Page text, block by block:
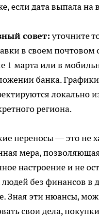
если дата выпала на
совет:уточните
в своем почтовом
1 марта или в
банка.
локально
региона.
переносы — это не
мера,
настроение и не
без финансов в
Зная эти нюансы,
свои дела,